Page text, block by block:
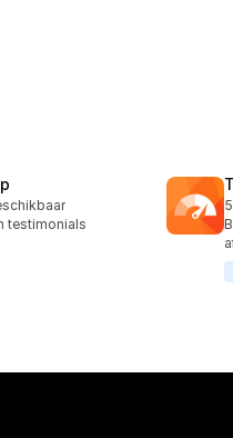
testimonials